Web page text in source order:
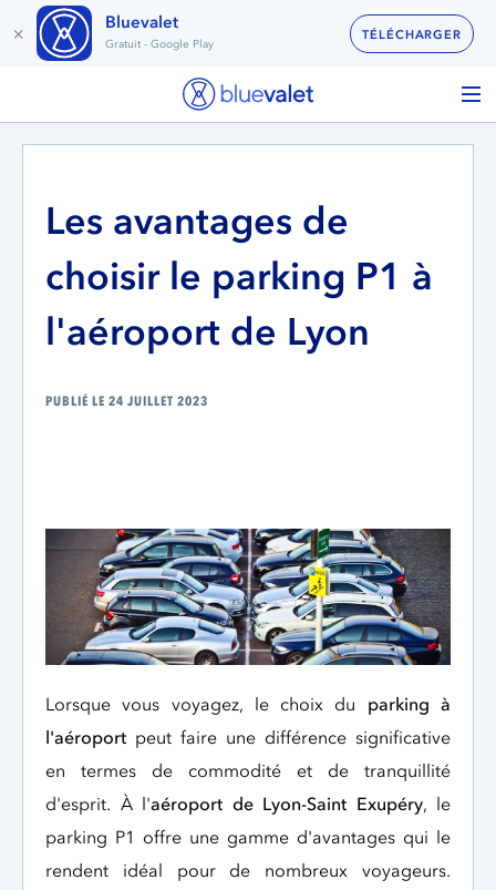
Les avantages de
choisir le parking P1 à
l'aéroport de Lyon
PUBLIÉ LE 24 JUILLET 2023
Lorsque vous voyagez, le choix du parking à
l'aéroport peut faire une différence significative
en termes de commodité et de tranquillité
d'esprit. À l'aéroport de Lyon-Saint Exupéry, le
parking P1 offre une gamme d'avantages qui le
rendent idéal pour de nombreux voyageurs.
× Bluevalet
Gratuit - Google Play
TÉLÉCHARGER